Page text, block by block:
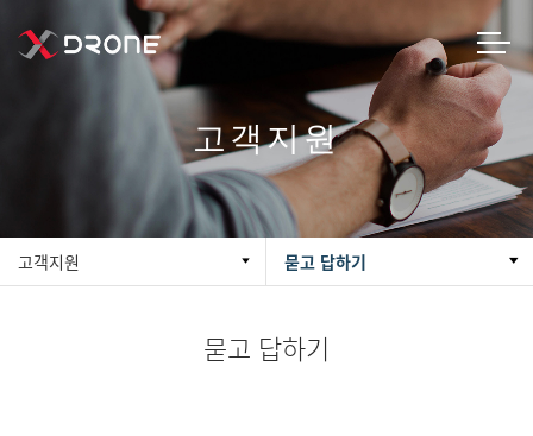
고객지원
고객지원 묻고 답하기
묻고 답하기